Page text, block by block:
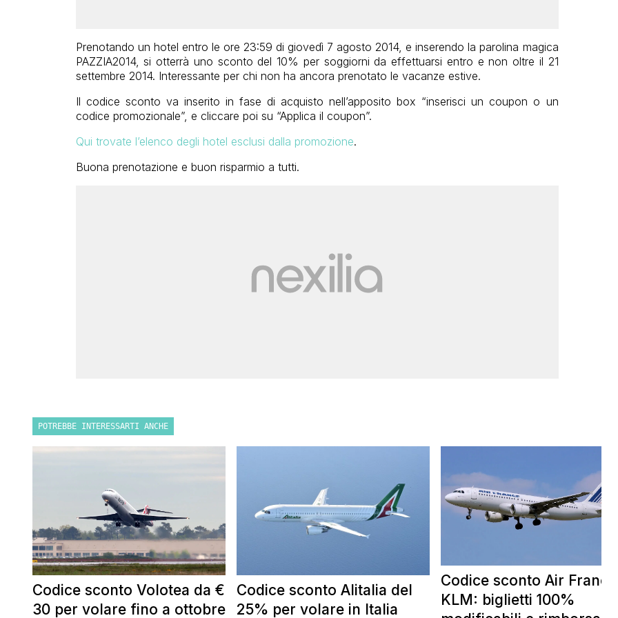
Prenotando un hotel entro le ore 23:59 di giovedì 7 agosto 2014, e inserendo la parolina magica
PAZZIA2014, si otterrà uno sconto del 10% per soggiorni da effettuarsi entro e non oltre il 21
settembre 2014. Interessante per chi non ha ancora prenotato le vacanze estive.
Il codice sconto va inserito in fase di acquisto nell’apposito box “inserisci un coupon o un
codice promozionale”, e cliccare poi su “Applica il coupon”.
Qui trovate l’elenco degli hotel esclusi dalla promozione.
Buona prenotazione e buon risparmio a tutti.
POTREBBE INTERESSARTI ANCHE
Codice sconto Volotea da €
30 per volare fino a ottobre
Codice sconto Alitalia del
25% per volare in Italia
Codice sconto Air
KLM: biglietti 100%